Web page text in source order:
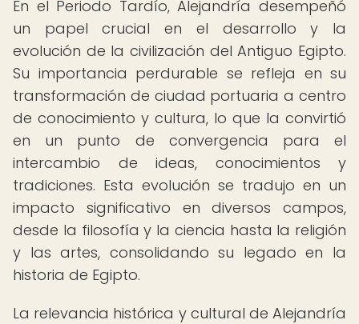
En el Periodo Tardío, Alejandría desempeñó
un papel crucial en el desarrollo y la
evolución de la civilización del Antiguo Egipto.
Su importancia perdurable se refleja en su
transformación de ciudad portuaria a centro
de conocimiento y cultura, lo que la convirtió
en un punto de convergencia para el
intercambio de ideas, conocimientos y
tradiciones. Esta evolución se tradujo en un
impacto significativo en diversos campos,
desde la filosofía y la ciencia hasta la religión
y las artes, consolidando su legado en la
historia de Egipto.
La relevancia histórica y cultural de Alejandría